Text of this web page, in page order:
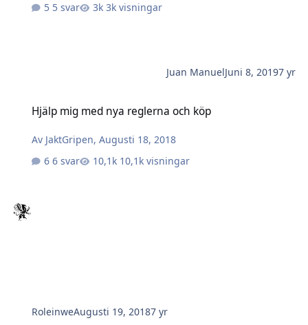
5 svar 3k visningar
Juan ManuelJuni 8, 20197 yr
Hjälp mig med nya reglerna och köp
Av JaktGripen,Augusti 18, 2018
6 svar
10,1k visningar
RoleinweAugusti 19, 20187 yr